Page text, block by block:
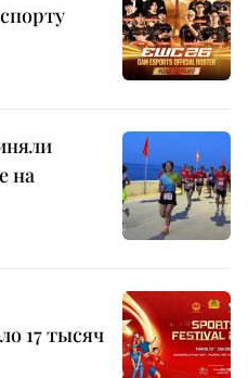
на
17 тысяч